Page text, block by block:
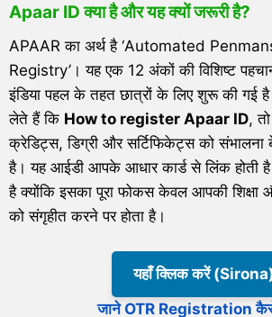
Apaar ID क्या है और यह क्यों जरूरी है?
APAAR का अर्थ है ‘Automated
Registry’। यह एक 12 अंकों की विशिष्ट
इंडिया पहल के तहत छात्रों के लिए शुरू की
लेते हैं कि How to register Apaar ID,
क्रेडिट्स, डिग्री और सर्टिफिकेट्स को संभालना
है। यह आईडी आपके आधार कार्ड से लिंक
है क्योंकि इसका पूरा फोकस केवल आपकी शिक्षा
को संगृहीत करने पर होता है।
यहाँ क्लिक करें
जाने OTR Registration